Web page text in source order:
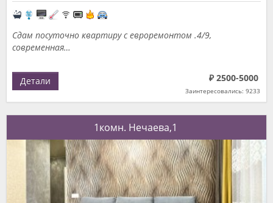
Сдам посуточно квартиру с евроремонтом .4/9,
современная…
₽ 2500-5000
Заинтересовались: 9233
Детали
1комн. Нечаева,1